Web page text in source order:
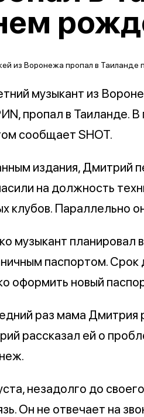
музыкант из
пропал в Таиланде.
сообщает SHOT.
издания, Дмитрий
на должность
клубов. Параллельно
музыкант планировал
паспортом. Срок
оформить новый
раз мама Дмитрия
рассказал ей о
незадолго до
Он не отвечает на